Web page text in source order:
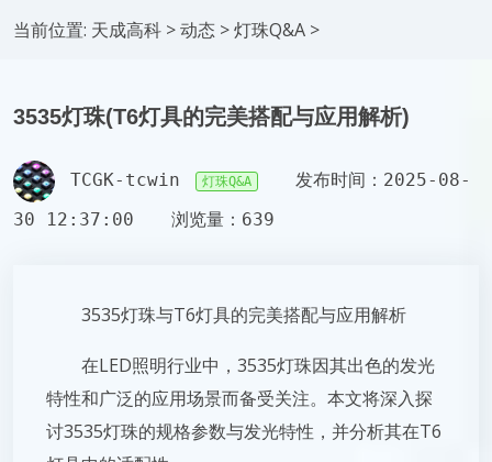
当前位置: 天成高科 >动态 >灯珠Q&A >
3535灯珠(T6灯具的完美搭配与应用解析)
TCGK-tcwin 灯珠Q&A
发布时间：2025-08-
30 12:37:00
浏览量：639
3535灯珠与T6灯具的完美搭配与应用解析
在LED照明行业中，3535灯珠因其出色的发光
特性和广泛的应用场景而备受关注。本文将深入探
讨3535灯珠的规格参数与发光特性，并分析其在T6